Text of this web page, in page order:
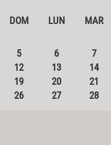
DOM LUN MAR
5
6 7
12
13 14
19
20 21
26
27 28